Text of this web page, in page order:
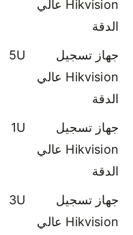
Hikvision عالي
الدقة
جهاز تسجيل
Hikvision عالي
الدقة
5U
جهاز تسجيل
Hikvision عالي
الدقة
1U
جهاز تسجيل
Hikvision عالي
3U